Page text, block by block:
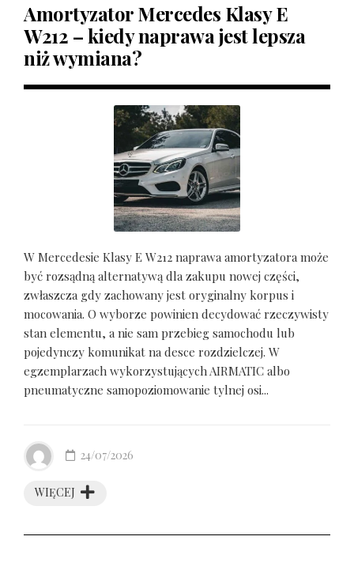
Amortyzator Mercedes Klasy E
W212 – kiedy naprawa jest lepsza
niż wymiana?
W Mercedesie Klasy E W212 naprawa amortyzatora może
być rozsądną alternatywą dla zakupu nowej części,
zwłaszcza gdy zachowany jest oryginalny korpus i
mocowania. O wyborze powinien decydować rzeczywisty
stan elementu, a nie sam przebieg samochodu lub
pojedynczy komunikat na desce rozdzielczej. W
egzemplarzach wykorzystujących AIRMATIC albo
pneumatyczne samopoziomowanie tylnej osi...
WIĘCEJ
24/07/2026